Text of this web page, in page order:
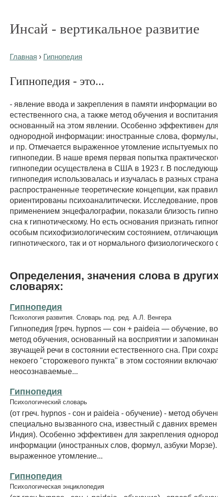
Инсай - вертикальное развитие
Главная › Гипнопедия
Гипнопедия - это...
- явление ввода и закрепления в памяти информации
естественного сна, а также метод обучения и
основанный на этом явлении. Особенно эффективен
однородной информации: иностранные слова,
и пр. Отмечается выраженное утомление испытуемых
гипнопедии. В наше время первая попытка
гипнопедии осуществлена в США в 1923 г. В
гипнопедия использовалась и изучалась в разных
распространенные теоретические концепции, как
ориентированы психоаналитически. Исследование,
применением энцефалографии, показали близость
сна к гипнотическому. Но есть основания признать
особым психофизиологическим состоянием,
гипнотического, так и от нормального физиологического
Определения, значения слова в
словарях:
Гипнопедия
Психология развития. Словарь под. ред. А.Л. Венгера
Гипнопедия [греч. hypnos — сон + paideia — обучение,
метод обучения, основанный на восприятии и
звучащей речи в состоянии естественного сна. При
некоего "сторожевого пункта" в этом состоянии
неосознаваемые...
Гипнопедия
Психологический словарь
(от греч. hypnos - сон и paideia - обучение) - метод
специально вызванного сна, известный с давних
Индия). Особенно эффективен для закрепления
информации (иностранных слов, формул, азбуки
выраженное утомление...
Гипнопедия
Психологическая энциклопедия